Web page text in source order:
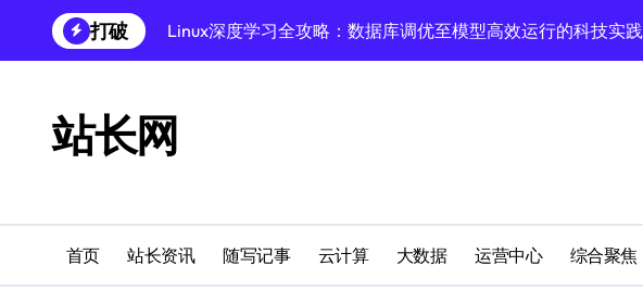
到
打破
Linux深度学习全攻略：数据库调优至模型高效运行的科技实践
创业者必学：Windows运行库高效搭建指南
Windows环境搭建：高效运行库配置与管理
跨界融合下站长云安全防护新策略
站长网
首页 站长资讯 随写记事 云计算 大数据 运营中心 综合聚焦